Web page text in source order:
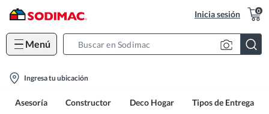
Inicia sesión 0
Menú
location-
Ingresa tu ubicación
Asesoría Constructor Deco Hogar Tipos de Entrega